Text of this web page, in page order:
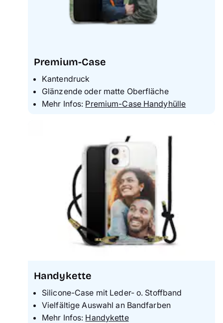
Premium-Case
Kantendruck
Glänzende oder matte Oberfläche
Mehr Infos: Premium-Case Handyhülle
Handykette
Silicone-Case mit Leder- o. Stoffband
Vielfältige Auswahl an Bandfarben
Mehr Infos: Handykette